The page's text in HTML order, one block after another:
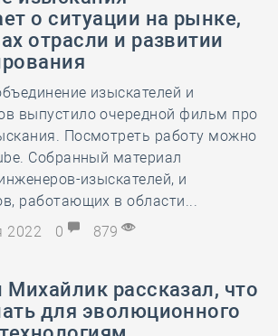
о ситуации на рынке,
отрасли и развитии
изыскателей и
выпустило очередной фильм про
Посмотреть работу можно
Собранный материал
изыскателей, и
работающих в области...
2022
0 879
Михайлик рассказал, что
для эволюционного